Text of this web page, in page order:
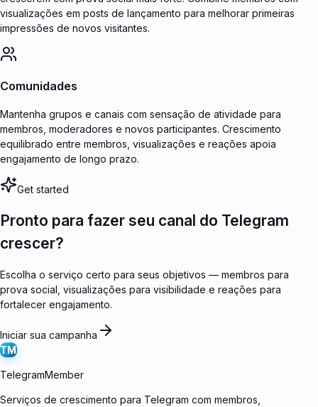
visualizações em posts de lançamento para melhorar primeiras
impressões de novos visitantes.
Comunidades
Mantenha grupos e canais com sensação de atividade para
membros, moderadores e novos participantes. Crescimento
equilibrado entre membros, visualizações e reações apoia
engajamento de longo prazo.
Get started
Pronto para fazer seu canal do Telegram
crescer?
Escolha o serviço certo para seus objetivos — membros para
prova social, visualizações para visibilidade e reações para
fortalecer engajamento.
Iniciar sua campanha
TM
TelegramMember
Serviços de crescimento para Telegram com membros,